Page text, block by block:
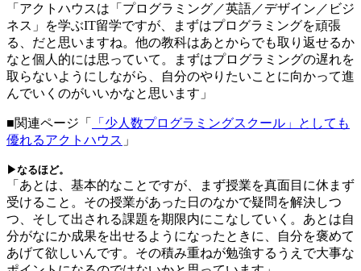
「アクトハウスは「プログラミング／英語／デザイン／ビジ
ネス」を学ぶIT留学ですが、まずはプログラミングを頑張
る、だと思いますね。他の教科はあとからでも取り返せるか
なと個人的には思っていて。まずはプログラミングの遅れを
取らないようにしながら、自分のやりたいことに向かって進
んでいくのがいいかなと思います」
■関連ページ「
「少人数プログラミングスクール」としても
優れるアクトハウス 」
▶なるほど。
「あとは、基本的なことですが、まず授業を真面目に休まず
受けること。その授業があった日のなかで疑問を解決しつ
つ、そして出される課題を期限内にこなしていく。あとは自
分がなにか成果を出せるようになったときに、自分を褒めて
あげて欲しいんです。その積み重ねが勉強するうえで大事な